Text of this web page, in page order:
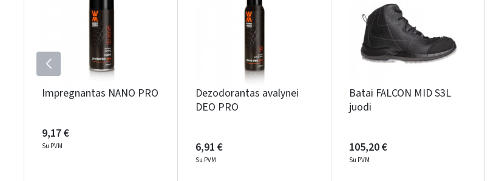
Impregnantas NANO PRO
9,17 €
Su PVM
Dezodorantas avalynei
DEO PRO
6,91 €
Su PVM
Batai FALCON MID S3L
juodi
105,20 €
Su PVM
Rašyti atsiliepimą
Dar neturite paskyros? Registruokites